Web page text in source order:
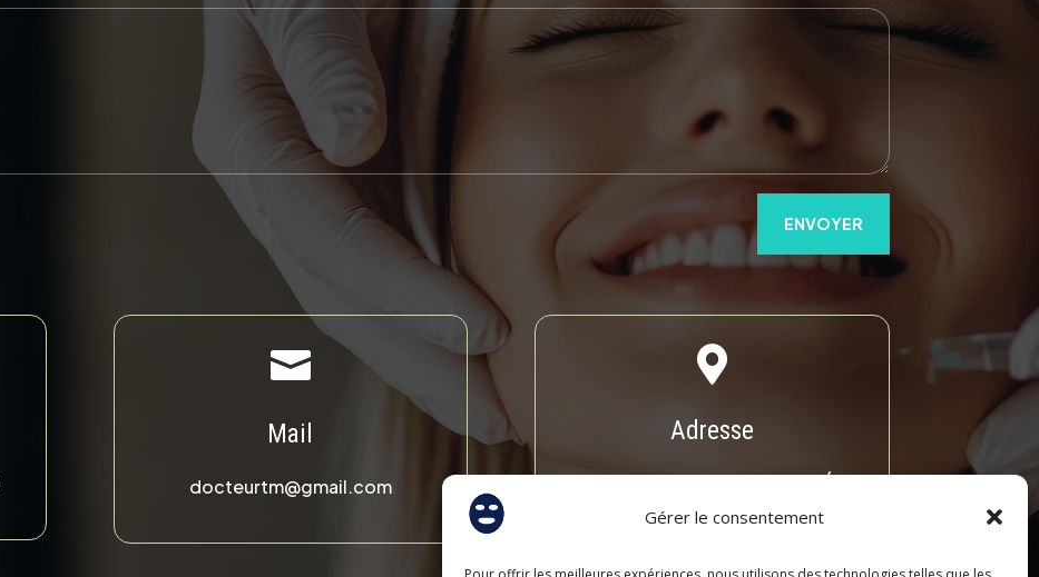
Gérer le consentement
ENVOYER

Mail
docteurtm@gmail.com

Adresse